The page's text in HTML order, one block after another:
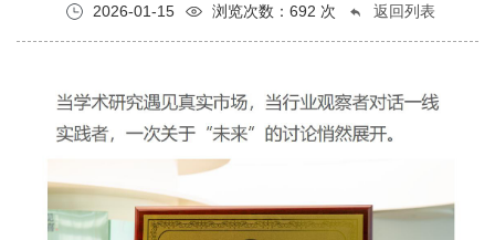
2026-01-15 浏览次数：692 次 返回列表